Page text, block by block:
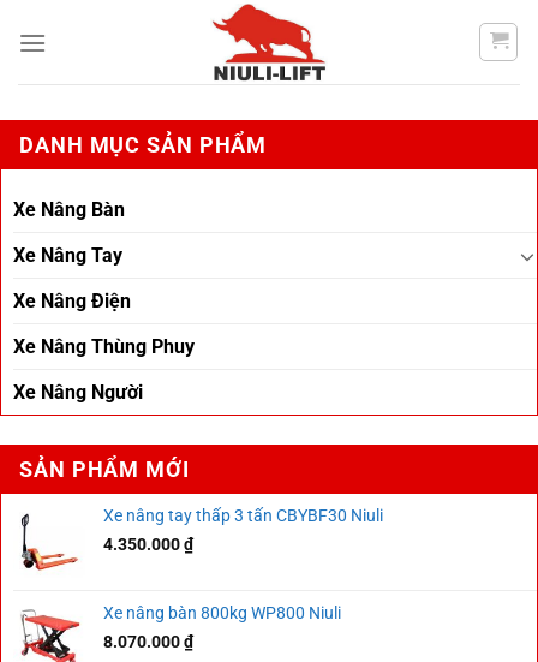
đến
DANH MỤC SẢN PHẨM
Xe Nâng Bàn
Xe Nâng Tay
Xe Nâng Điện
Xe Nâng Thùng Phuy
Xe Nâng Người
SẢN PHẨM MỚI
Xe nâng tay thấp 3 tấn CBYBF30 Niuli
4.350.000₫
Xe nâng bàn 800kg WP800 Niuli
8.070.000₫